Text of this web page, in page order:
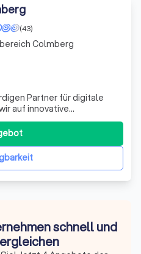
(43)
Partner für digitale
auf innovative
in der digitalen Welt
verstehen die Bedeutung
arbeiten engagiert
Colmberg
schnell und